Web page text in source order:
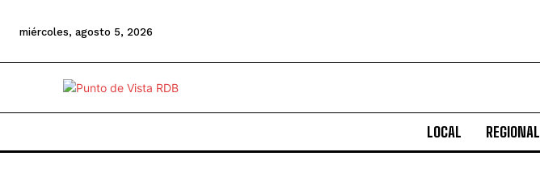
miércoles, agosto 5, 2026
LOCAL REGIONAL